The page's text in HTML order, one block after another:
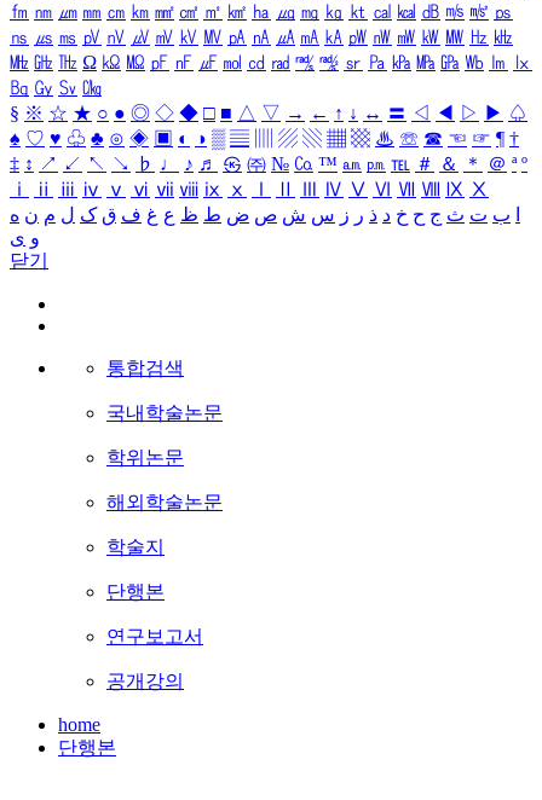
㎙ ㎚ ㎛ ㎜ ㎝ ㎞ ㎟ ㎠ ㎡ ㎢ ㏊ ㎍ ㎎ ㎏ ㏏ ㎈ ㎉ ㏈ ㎧ ㎨ ㎰
㎱ ㎲ ㎳ ㎴ ㎵ ㎶ ㎷ ㎸ ㎹ ㎀ ㎁ ㎂ ㎃ ㎄ ㎺ ㎻ ㎽ ㎾ ㎿ ㎐ ㎑
㎒ ㎓ ㎔ Ω ㏀ ㏁ ㎊ ㎋ ㎌ ㏖ ㏅ ㎭ ㎮ ㎯ ㏛ ㎩ ㎪ ㎫ ㎬ ㏝ ㏐
㏓
㏃ ㏉ ㏜ ㏆
§ ※ ☆ ★ ○ ● ◎ ◇ ◆ □ ■ △ ▽ → ← ↑ ↓ ↔ 〓 ◁ ◀ ▷ ▶ ♤
♠ ♡ ♥ ♧ ♣ ⊙ ◈ ▣ ◐ ◑ ▒ ▤ ▨ ▧ ▦ ▩ ♨ ☏ ☎ ☜ ☞ ¶ †
‡ ↕ ↗ ↙ ↖ ↘ ♭ ♩ ♪ ♬ ㉿ ㈜ № ㏇ ™ ㏂ ㏘ ℡ ＃ ＆ ＊ ＠ ª º
ⅰ
ⅱ ⅲ ⅳ ⅴ ⅵ ⅶ ⅷ ⅸ ⅹ Ⅳ Ⅴ Ⅵ Ⅶ Ⅷ Ⅸ Ⅹ
ب ت ث ج ح خ د ذ ر ز س ش ص ض ط ظ ع غ ف ق ک ل م ن ه
و ی
닫기
통합검색
국내학술논문
학위논문
해외학술논문
학술지
단행본
연구보고서
공개강의
home
단행본